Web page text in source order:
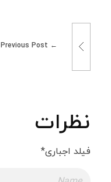
Previous Post
نظرات
فیلد اجباری*